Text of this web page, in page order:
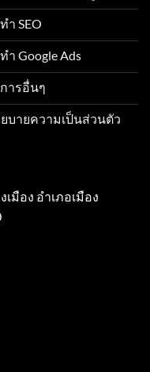
ำ SEO
ำ Google Ads
ารอื่นๆ
บายความเป็นส่วนตัว
มือง อำเภอเมือง